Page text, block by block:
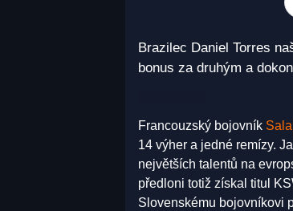
Brazilec Daniel Torres
bonus za druhým a
Francouzský bojovník
14 výher a jedné remízy.
největších talentů na
předloni totiž získal titul
Slovenskému bojovníkovi